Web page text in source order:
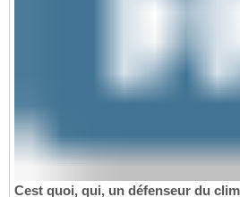
Cest quoi, qui, un défenseur du